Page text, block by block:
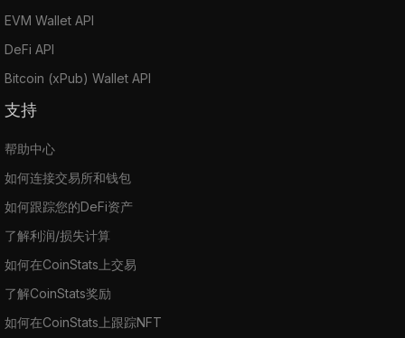
EVM Wallet API
DeFi API
Bitcoin (xPub) Wallet API
支持
帮助中心
如何连接交易所和钱包
如何跟踪您的DeFi资产
了解利润/损失计算
如何在CoinStats上交易
了解CoinStats奖励
如何在CoinStats上跟踪NFT